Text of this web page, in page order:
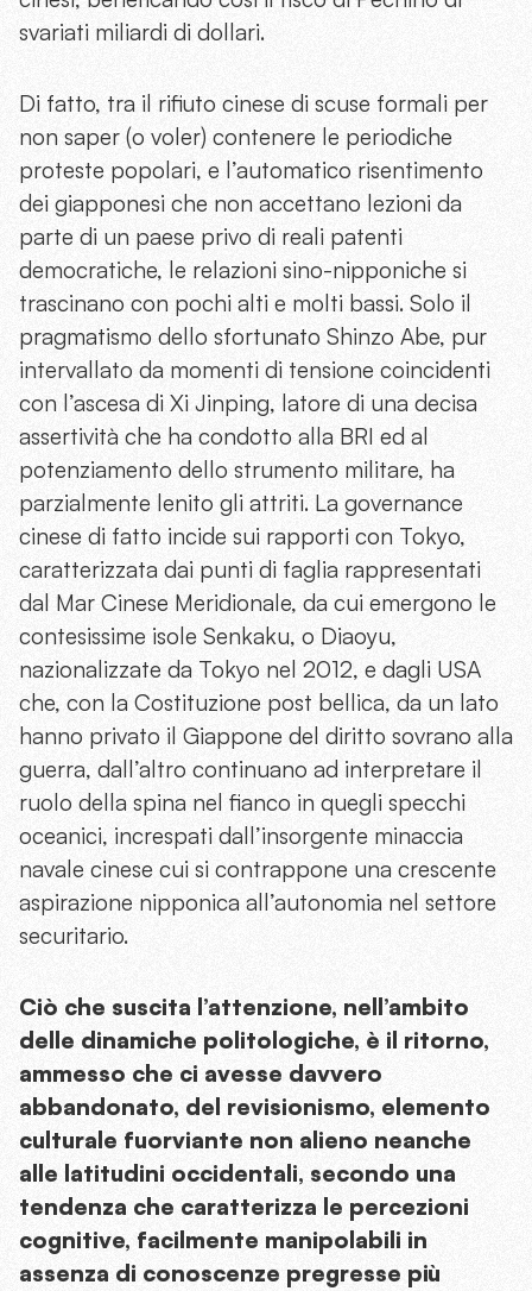
svariati miliardi di dollari.
Di fatto, tra il rifiuto cinese di scuse formali per
non saper (o voler) contenere le periodiche
proteste popolari, e l’automatico risentimento
dei giapponesi che non accettano lezioni da
parte di un paese privo di reali patenti
democratiche, le relazioni sino-nipponiche si
trascinano con pochi alti e molti bassi. Solo il
pragmatismo dello sfortunato Shinzo Abe, pur
intervallato da momenti di tensione coincidenti
con l’ascesa di Xi Jinping, latore di una decisa
assertività che ha condotto alla BRI ed al
potenziamento dello strumento militare, ha
parzialmente lenito gli attriti. La governance
cinese di fatto incide sui rapporti con Tokyo,
caratterizzata dai punti di faglia rappresentati
dal Mar Cinese Meridionale, da cui emergono le
contesissime isole Senkaku, o Diaoyu,
nazionalizzate da Tokyo nel 2012, e dagli USA
che, con la Costituzione post bellica, da un lato
hanno privato il Giappone del diritto sovrano alla
guerra, dall’altro continuano ad interpretare il
ruolo della spina nel fianco in quegli specchi
oceanici, increspati dall’insorgente minaccia
navale cinese cui si contrappone una crescente
aspirazione nipponica all’autonomia nel settore
securitario.
Ciò che suscita l’attenzione, nell’ambito
delle dinamiche politologiche, è il ritorno,
ammesso che ci avesse davvero
abbandonato, del revisionismo, elemento
culturale fuorviante non alieno neanche
alle latitudini occidentali, secondo una
tendenza che caratterizza le percezioni
cognitive, facilmente manipolabili in
assenza di conoscenze pregresse più